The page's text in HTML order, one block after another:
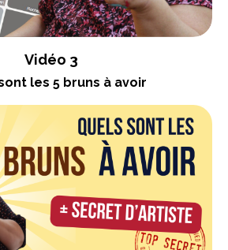
Vidéo 3
les 5 bruns à avoir